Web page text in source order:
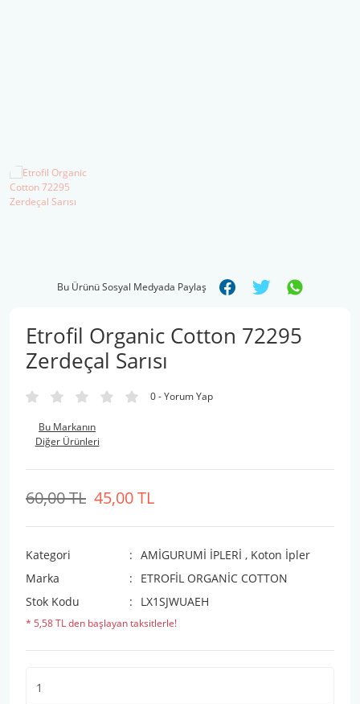
Bu Ürünü Sosyal Medyada Paylaş
Etrofil Organic Cotton 72295
Zerdeçal Sarısı
0 - Yorum Yap
Bu Markanın
Diğer Ürünleri
45,00 TL
60,00 TL
Kategori AMİGURUMİ İPLERİ , Koton İpler
Marka
ETROFİL ORGANİC COTTON
Stok Kodu
LX1SJWUAEH
* 5,58 TL den başlayan taksitlerle!